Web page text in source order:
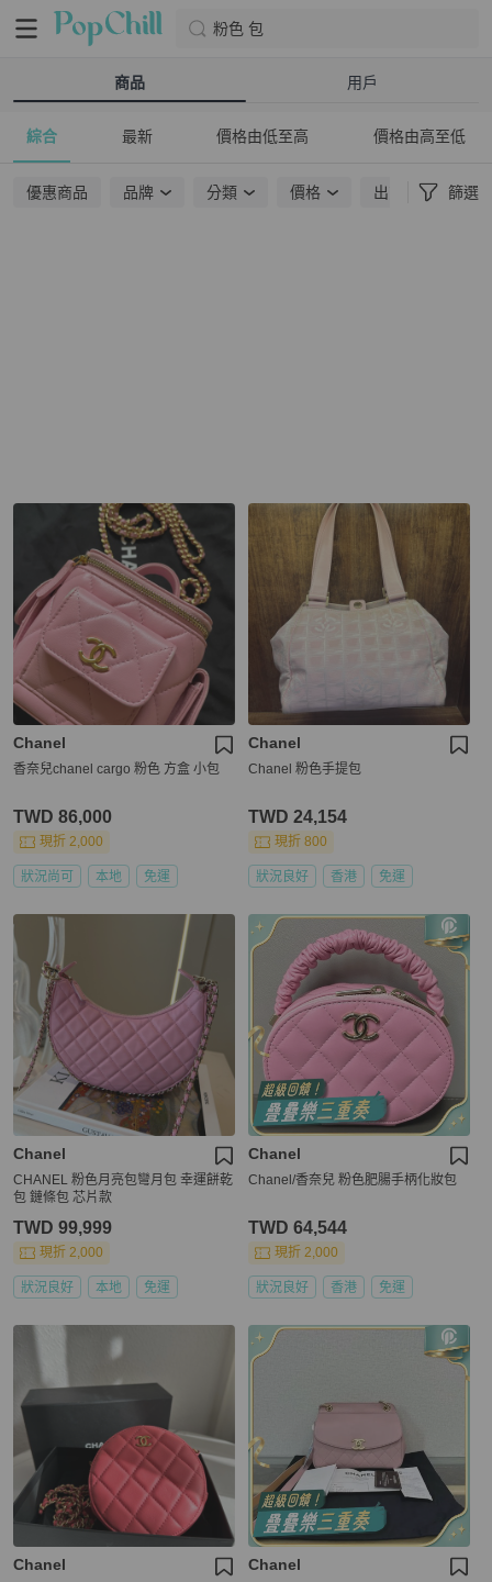
粉色 包
商品 用戶
綜合 最新 價格由低至高 價格由高至低
優惠商品 品牌 分類 價格 出貨地點 篩選
Chanel
香奈兒chanel cargo 粉色 方盒 小包
TWD 86,000
現折 2,000
狀況尚可 本地 免運
Chanel
Chanel 粉色手提包
TWD 24,154
現折 800
狀況良好 香港 免運
Chanel
CHANEL 粉色月亮包彎月包 幸運餅乾
包 鏈條包 芯片款
TWD 99,999
現折 2,000
狀況良好 本地 免運
Chanel
Chanel/香奈兒 粉色肥腸手柄化妝包
TWD 64,544
現折 2,000
狀況良好 香港 免運
Chanel Chanel